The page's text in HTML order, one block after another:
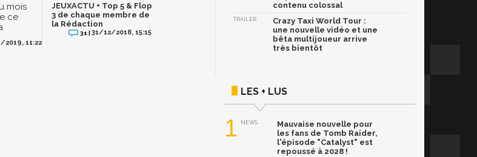
mois
ce
11:22
JEUXACTU + Top 5 & Flop
3 de chaque membre de
la Rédaction
31 |31/12/2018, 15:15
contenu colossal
TRAILER
Crazy Taxi World Tour :
une nouvelle vidéo et une
bêta multijoueur arrive
très bientôt
LES + LUS
1 NEWS
Mauvaise nouvelle pour
les fans de Tomb Raider,
l'épisode "Catalyst" est
repoussé à 2028 !